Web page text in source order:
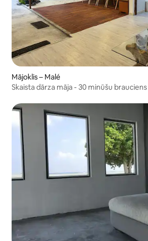
Mājoklis – Malé
Skaista dārza māja - 30 minūšu